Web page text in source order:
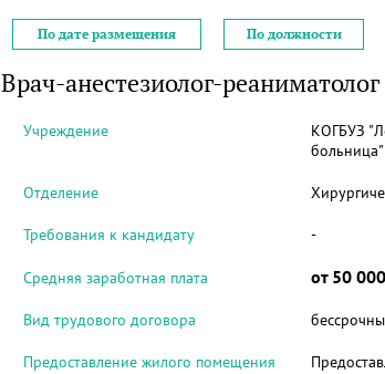
По дате размещения По должности
Врач-анестезиолог-реаниматолог
Учреждение
КОГБУЗ
больница"
Отделение
Требования к кандидату -
Средняя заработная плата от 50
Вид трудового договора
Предоставление жилого помещения